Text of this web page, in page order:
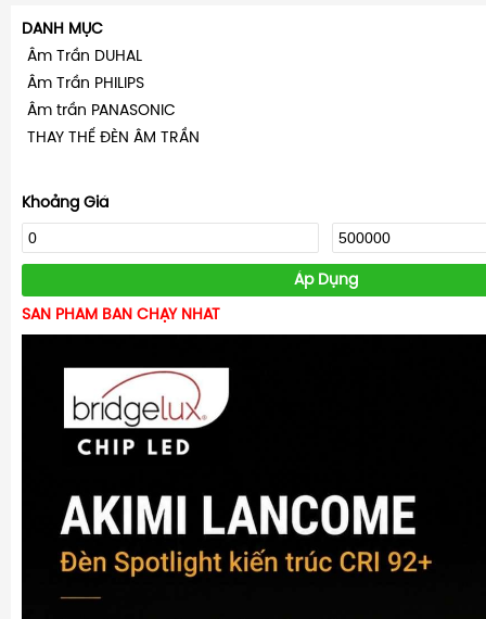
DANH MỤC
Âm Trần DUHAL
Âm Trần PHILIPS
Âm trần PANASONIC
THAY THẾ ĐÈN ÂM TRẦN
Khoảng Giá
Áp Dụng
SẢN PHẨM BÁN CHẠY NHẤT